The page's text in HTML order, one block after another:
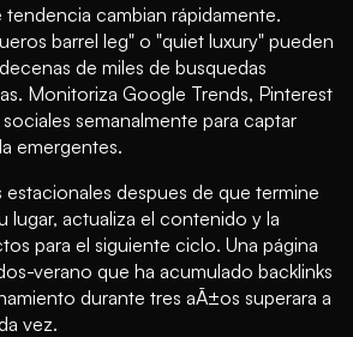
tendencia cambian rápidamente.
barrel leg" o "quiet luxury" pueden
de miles de busquedas
Monitoriza Google Trends, Pinterest
semanalmente para captar
emergentes.
estacionales despues de que termine
lugar, actualiza el contenido y la
para el siguiente ciclo. Una página
verano que ha acumulado backlinks
durante tres aÃ±os superara a
vez.